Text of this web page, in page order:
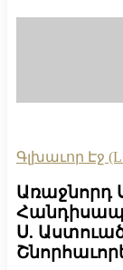
Գլխաւոր Էջ
Առաջնորդ
Ս.